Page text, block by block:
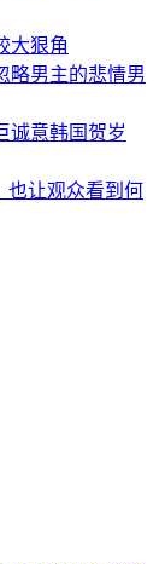
大狠角
略男主的悲情男
诚意韩国贺岁
也让观众看到何